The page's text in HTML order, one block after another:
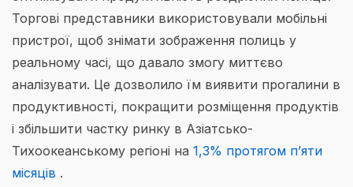
Торгові представники використовували мобільні
пристрої, щоб знімати зображення полиць у
реальному часі, що давало змогу миттєво
аналізувати. Це дозволило їм виявити прогалини в
продуктивності, покращити розміщення продуктів
і збільшити частку ринку в Азіатсько-
Тихоокеанському регіоні на 1,3% протягом п’яти
місяців .